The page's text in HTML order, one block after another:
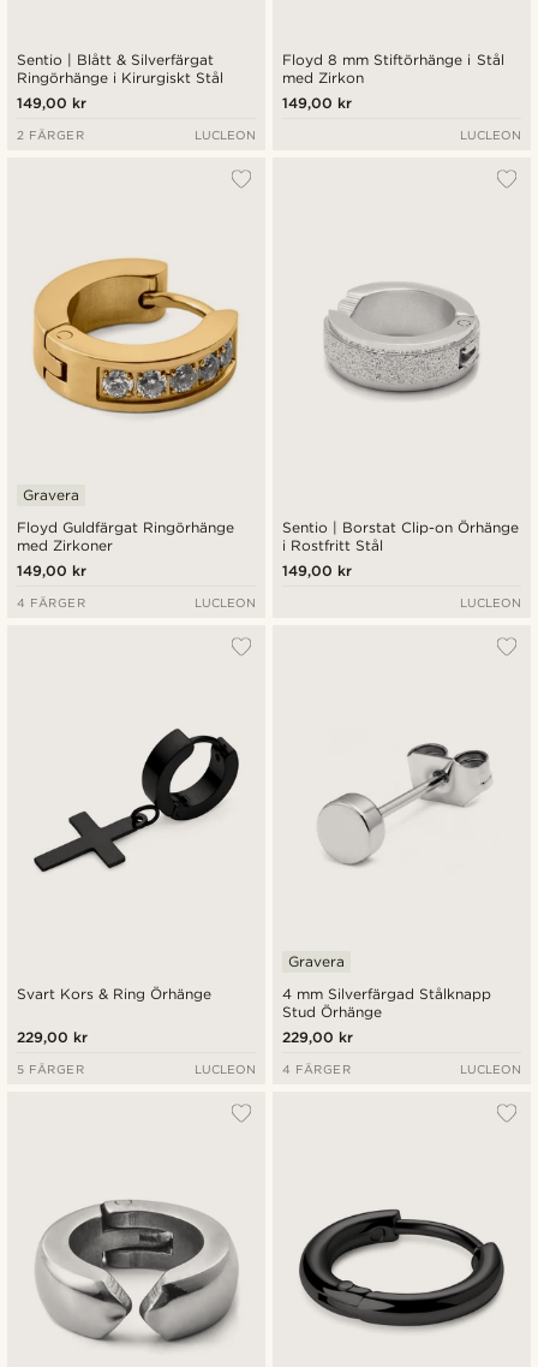
Sentio | Blått & Silverfärgat
Ringörhänge i Kirurgiskt Stål
149,00 kr
2 FÄRGER LUCLEON
Floyd 8 mm Stiftörhänge i Stål
med Zirkon
149,00 kr
LUCLEON
Floyd Guldfärgat Ringörhänge
med Zirkoner
Gravera
149,00 kr
4 FÄRGER LUCLEON
Sentio | Borstat Clip-on Örhänge
i Rostfritt Stål
149,00 kr
LUCLEON
Svart Kors & Ring Örhänge
229,00 kr
5 FÄRGER LUCLEON
4 mm Silverfärgad Stålknapp
Stud Örhänge
Gravera
229,00 kr
4 FÄRGER LUCLEON